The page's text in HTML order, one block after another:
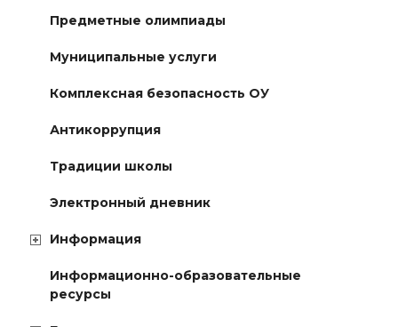
Предметные олимпиады
Муниципальные услуги
Комплексная безопасность ОУ
Антикоррупция
Традиции школы
Электронный дневник
Информация
Информационно-образовательные
ресурсы